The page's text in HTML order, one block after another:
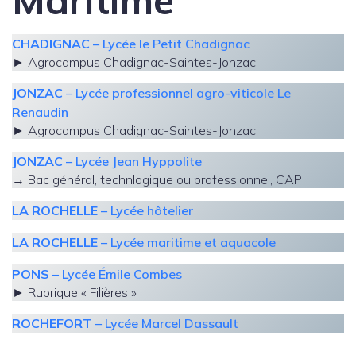
CHADIGNAC – Lycée le Petit Chadignac
► Agrocampus Chadignac-Saintes-Jonzac
JONZAC – Lycée professionnel agro-viticole Le
Renaudin
► Agrocampus Chadignac-Saintes-Jonzac
JONZAC – Lycée Jean Hyppolite
→ Bac général, technlogique ou professionnel, CAP
LA ROCHELLE – Lycée hôtelier
LA ROCHELLE – Lycée maritime et aquacole
PONS – Lycée Émile Combes
► Rubrique « Filières »
ROCHEFORT – Lycée Marcel Dassault